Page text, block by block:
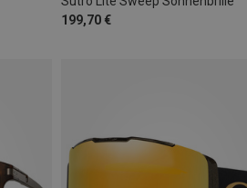
199,70 €